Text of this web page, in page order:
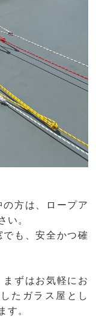
方は、ロープア
い。
も、安全かつ確
まずはお気軽にお
たガラス屋とし
す。